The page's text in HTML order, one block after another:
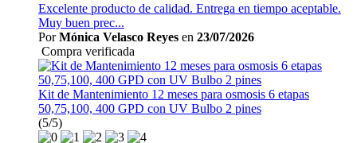
Excelente producto de calidad. Entrega en tiempo aceptable.
Muy buen prec...
PorMónica Velasco Reyes en 23/07/2026
Compra verificada
Kit de Mantenimiento 12 meses para osmosis 6 etapas
50,75,100, 400 GPD con UV Bulbo 2 pines
(5/5)